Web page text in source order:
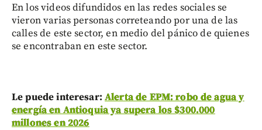
En los videos difundidos en las redes sociales se
vieron varias personas correteando por una de las
calles de este sector, en medio del pánico de quienes
se encontraban en este sector.
Le puede interesar: Alerta de EPM: robo de agua y
energía en Antioquia ya supera los $300.000
millones en 2026